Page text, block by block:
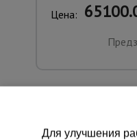
Цена:
Для улучшения